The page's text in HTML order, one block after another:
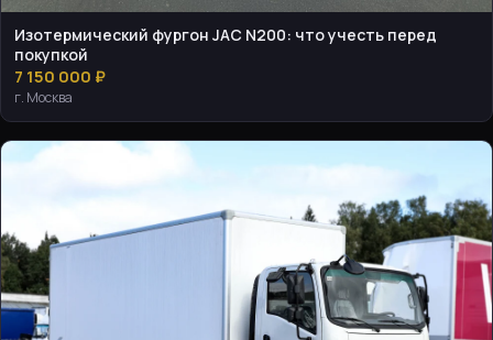
Изотермический фургон JAC N200: что учесть перед
покупкой
7 150 000 ₽
г. Москва